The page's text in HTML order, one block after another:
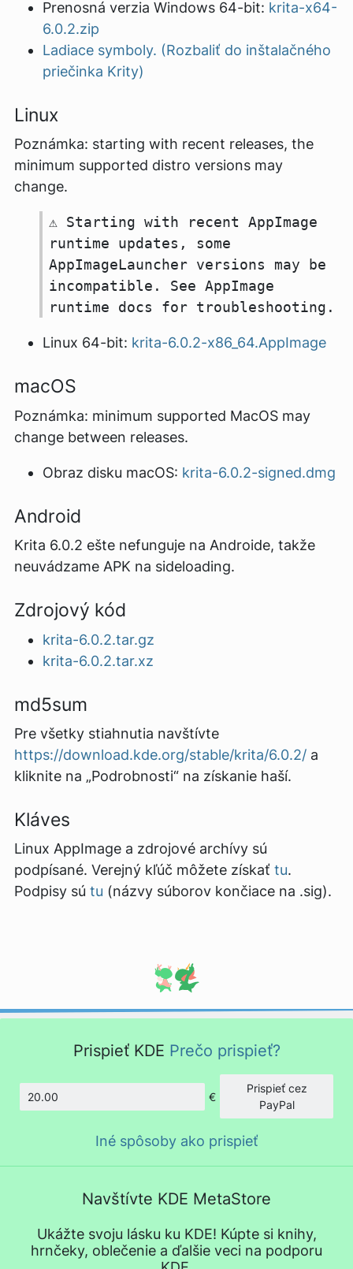
Prenosná verzia Windows 64-bit: krita-x64-
6.0.2.zip
Ladiace symboly. (Rozbaliť do inštalačného
priečinka Krity)
Linux
Poznámka: starting with recent releases, the
minimum supported distro versions may
change.
⚠️ Starting with recent AppImage
runtime updates, some
AppImageLauncher versions may be
incompatible. See AppImage
runtime docs for troubleshooting.
Linux 64-bit: krita-6.0.2-x86_64.AppImage
macOS
Poznámka: minimum supported MacOS may
change between releases.
Obraz disku macOS: krita-6.0.2-signed.dmg
Android
Krita 6.0.2 ešte nefunguje na Androide, takže
neuvádzame APK na sideloading.
Zdrojový kód
krita-6.0.2.tar.gz
krita-6.0.2.tar.xz
md5sum
Pre všetky stiahnutia navštívte
https://download.kde.org/stable/krita/6.0.2/ a
kliknite na „Podrobnosti“ na získanie haší.
Kláves
Linux AppImage a zdrojové archívy sú
podpísané. Verejný kľúč môžete získať tu.
Podpisy sú tu (názvy súborov končiace na .sig).
Prispieť KDE Prečo prispieť?
Množstvo
€
Prispieť cez
PayPal
Iné spôsoby ako prispieť
Navštívte KDE MetaStore
Ukážte svoju lásku ku KDE! Kúpte si knihy,
hrnčeky, oblečenie a ďalšie veci na podporu